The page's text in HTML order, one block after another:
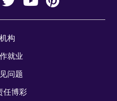
机构
就业
问题
任博彩